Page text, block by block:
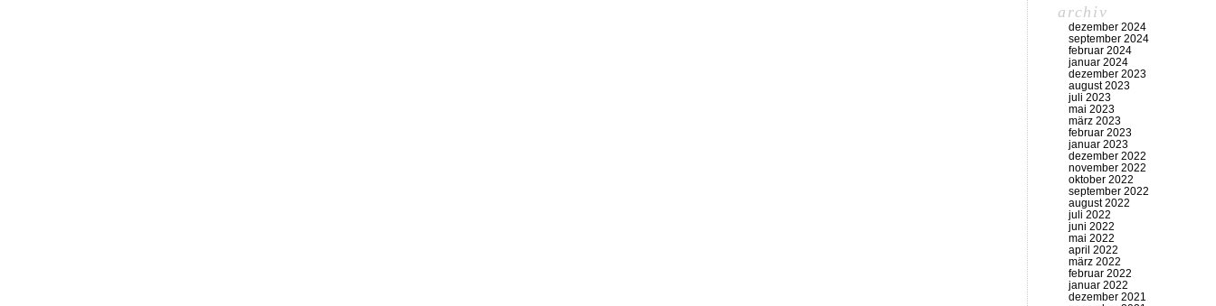
archiv
dezember 2024
september 2024
februar 2024
januar 2024
dezember 2023
august 2023
juli 2023
mai 2023
märz 2023
februar 2023
januar 2023
dezember 2022
november 2022
oktober 2022
september 2022
august 2022
juli 2022
juni 2022
mai 2022
april 2022
märz 2022
februar 2022
januar 2022
dezember 2021